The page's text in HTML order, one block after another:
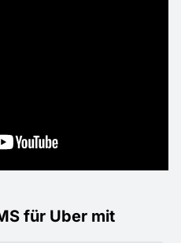
für Uber mit